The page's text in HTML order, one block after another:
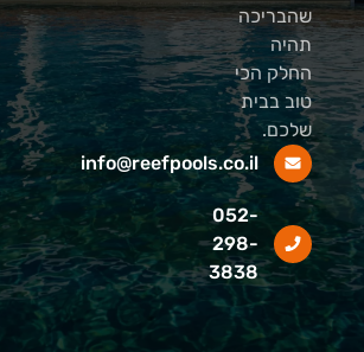
שהבריכה
תהיה
החלק הכי
טוב בבית
שלכם.
info@reefpools.co.il
052-
298-
3838